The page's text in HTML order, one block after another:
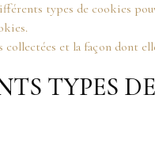
types de cookies
collectées et la façon dont
TYPES